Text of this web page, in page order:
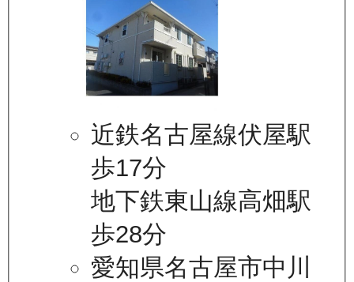
近鉄名古屋線伏屋駅
歩17分
地下鉄東山線高畑駅
歩28分
愛知県名古屋市中川